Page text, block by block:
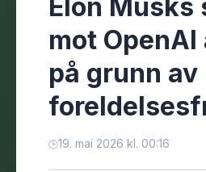
Elon Musks
mot
på grunn av
19. mai 2026 kl. 00:16